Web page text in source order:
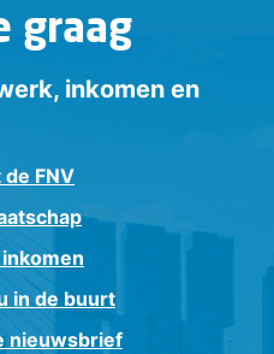
graag
inkomen en
FNV
in de buurt
nieuwsbrief